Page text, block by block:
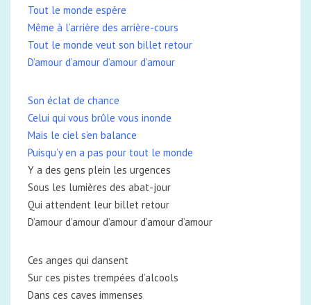
Tout le monde espère
Même à l’arrière des arrière-cours
Tout le monde veut son billet retour
D’amour d’amour d’amour d’amour
Son éclat de chance
Celui qui vous brûle vous inonde
Mais le ciel s’en balance
Puisqu’y en a pas pour tout le monde
Y a des gens plein les urgences
Sous les lumières des abat-jour
Qui attendent leur billet retour
D’amour d’amour d’amour d’amour d’amour
Ces anges qui dansent
Sur ces pistes trempées d’alcools
Dans ces caves immenses